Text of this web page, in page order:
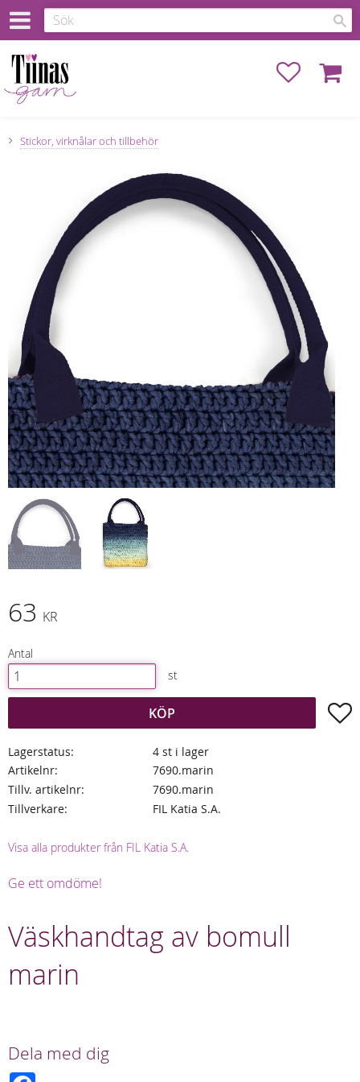
Favoriter
Stickor, virknålar och tillbehör
63 KR
Antal
st
KÖP
Lagerstatus
4 st i lager
Artikelnr
7690.marin
Tillv. artikelnr
7690.marin
Tillverkare
FIL Katia S.A.
Visa alla produkter från FIL Katia S.A.
Ge ett omdöme!
Väskhandtag av bomull
marin
Dela med dig